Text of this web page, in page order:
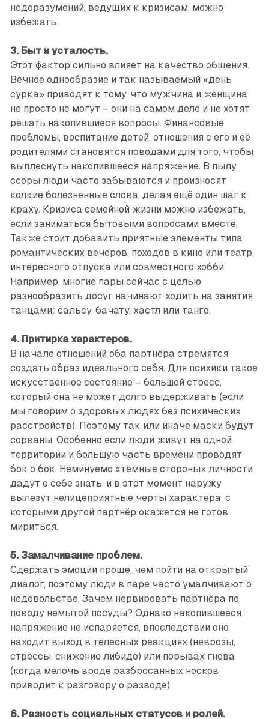
недоразумений, ведущих к кризисам, можно
избежать.
3. Быт и усталость.
Этот фактор сильно влияет на качество общения.
Вечное однообразие и так называемый «день
сурка» приводят к тому, что мужчина и женщина
не просто не могут – они на самом деле и не хотят
решать накопившиеся вопросы. Финансовые
проблемы, воспитание детей, отношения с его и её
родителями становятся поводами для того, чтобы
выплеснуть накопившееся напряжение. В пылу
ссоры люди часто забываются и произносят
колкие болезненные слова, делая ещё один шаг к
краху. Кризиса семейной жизни можно избежать,
если заниматься бытовыми вопросами вместе.
Также стоит добавить приятные элементы типа
романтических вечеров, походов в кино или театр,
интересного отпуска или совместного хобби.
Например, многие пары сейчас с целью
разнообразить досуг начинают ходить на занятия
танцами: сальсу, бачату, хастл или танго.
4. Притирка характеров.
В начале отношений оба партнёра стремятся
создать образ идеального себя. Для психики такое
искусственное состояние – большой стресс,
который она не может долго выдерживать (если
мы говорим о здоровых людях без психических
расстройств). Поэтому так или иначе маски будут
сорваны. Особенно если люди живут на одной
территории и большую часть времени проводят
бок о бок. Неминуемо «тёмные стороны» личности
дадут о себе знать, и в этот момент наружу
вылезут нелицеприятные черты характера, с
которыми другой партнёр окажется не готов
мириться.
5. Замалчивание проблем.
Сдержать эмоции проще, чем пойти на открытый
диалог, поэтому люди в паре часто умалчивают о
недовольстве. Зачем нервировать партнёра по
поводу немытой посуды? Однако накопившееся
напряжение не испаряется, впоследствии оно
находит выход в телесных реакциях (неврозы,
стрессы, снижение либидо) или порывах гнева
(когда мелочь вроде разбросанных носков
приводит к разговору о разводе).
6. Разность социальных статусов и ролей.